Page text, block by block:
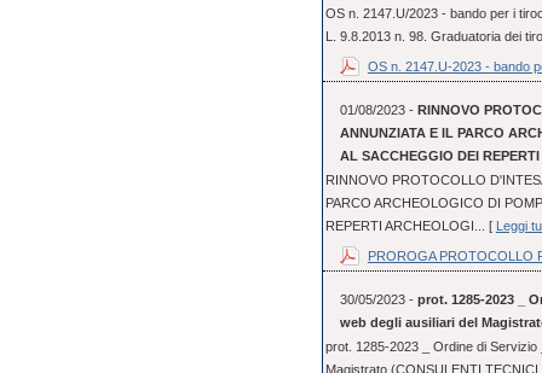
OS n. 2147.U/2023 - bando per i
L. 9.8.2013 n. 98. Graduatoria dei
OS n. 2147.U-2023 - bando
01/08/2023 - RINNOVO
ANNUNZIATA E IL PARCO
AL SACCHEGGIO DEI
RINNOVO PROTOCOLLO
PARCO ARCHEOLOGICO DI
REPERTI ARCHEOLOGI... [ Leggi
PROROGA PROTOCOLLO
30/05/2023 - prot. 1285-2023 _
web degli ausiliari del
prot. 1285-2023 _ Ordine di
Magistrato (CONSULENTI TECNICI